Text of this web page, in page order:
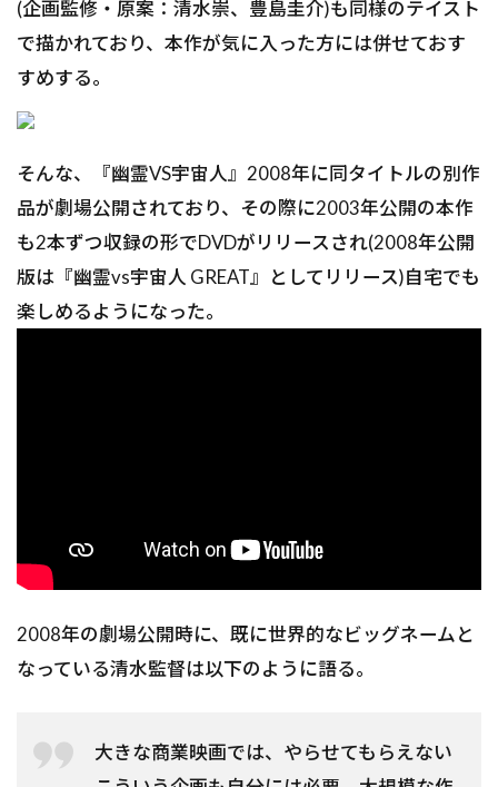
(企画監修・原案：清水崇、豊島圭介)も同様のテイスト
で描かれており、本作が気に入った方には併せておす
すめする。
そんな、『幽霊VS宇宙人』2008年に同タイトルの別作
品が劇場公開されており、その際に2003年公開の本作
も2本ずつ収録の形でDVDがリリースされ(2008年公開
版は『幽霊vs宇宙人 GREAT』としてリリース)自宅でも
楽しめるようになった。
2008年の劇場公開時に、既に世界的なビッグネームと
なっている清水監督は以下のように語る。
大きな商業映画では、やらせてもらえない